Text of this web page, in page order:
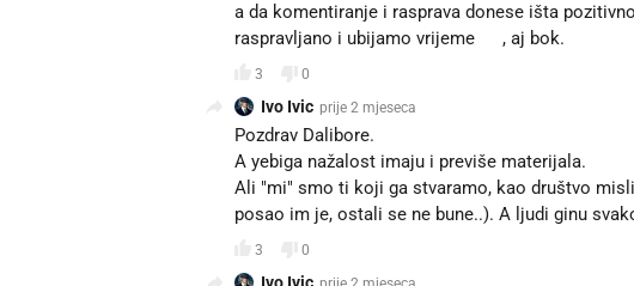
a da komentiranje i rasprava donese išta
raspravljano i ubijamo vrijeme 🙂, aj bok.
3 0
Ivo Ivic prije 2 mjeseca
Pozdrav Dalibore.
A yebiga nažalost imaju i previše materijala.
Ali "mi" smo ti koji ga stvaramo, kao društvo
posao im je, ostali se ne bune..). A ljudi ginu
3 0